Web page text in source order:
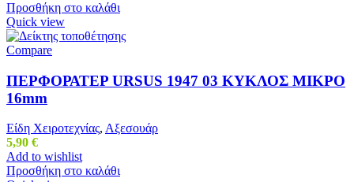
Προσθήκη στο καλάθι
Quick view
Compare
ΠΕΡΦΟΡΑΤΕΡ URSUS 1947 03 ΚΥΚΛΟΣ ΜΙΚΡΟ
16mm
Είδη Χειροτεχνίας, Αξεσουάρ
5,90 €
Add to wishlist
Προσθήκη στο καλάθι